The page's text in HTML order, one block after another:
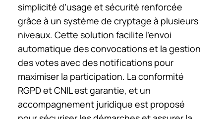
simplicité d’usage et sécurité renforcée
grâce à un système de cryptage à plusieurs
niveaux. Cette solution facilite l’envoi
automatique des convocations et la gestion
des votes avec des notifications pour
maximiser la participation. La conformité
RGPD et CNIL est garantie, et un
accompagnement juridique est proposé